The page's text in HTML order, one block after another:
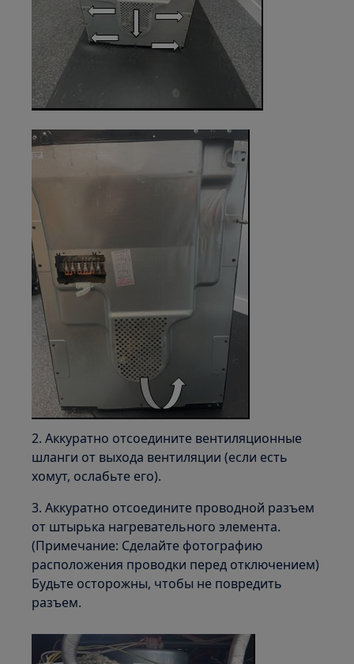
2. Аккуратно отсоедините вентиляционные
шланги от выхода вентиляции (если есть
хомут, ослабьте его).
3. Аккуратно отсоедините проводной разъем
от штырька нагревательного элемента.
(Примечание: Сделайте фотографию
расположения проводки перед отключением)
Будьте осторожны, чтобы не повредить
разъем.